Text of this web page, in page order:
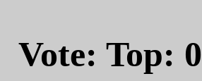
Vote: Top: 0